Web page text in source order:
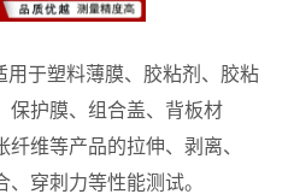
用于塑料薄膜、胶粘剂、胶粘
保护膜、组合盖、背板材
维等产品的拉伸、剥离、
穿刺力等性能测试。